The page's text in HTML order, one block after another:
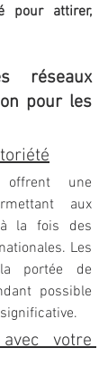
pour attirer,
réseaux
pour les
offrent une
aux
la fois des
Les
portée de
possible
votre